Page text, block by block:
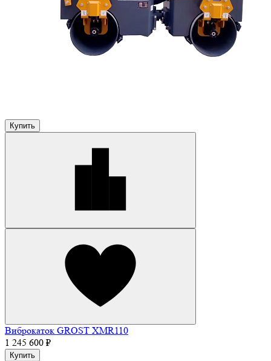
Купить
Виброкаток GROST XMR110
1 245 600 ₽
Купить